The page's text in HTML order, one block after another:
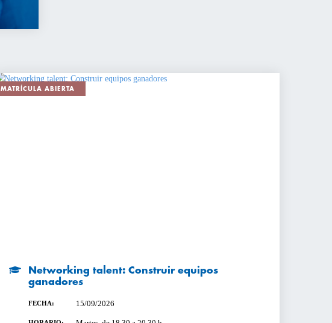
MATRÍCULA ABIERTA
Networking talent: Construir equipos
ganadores
FECHA: 15/09/2026